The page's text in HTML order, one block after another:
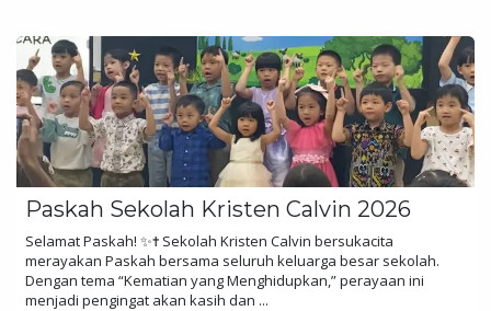
Paskah Sekolah Kristen Calvin 2026
Selamat Paskah! ✨✝️ Sekolah Kristen Calvin bersukacita
merayakan Paskah bersama seluruh keluarga besar sekolah.
Dengan tema “Kematian yang Menghidupkan,” perayaan ini
menjadi pengingat akan kasih dan ...